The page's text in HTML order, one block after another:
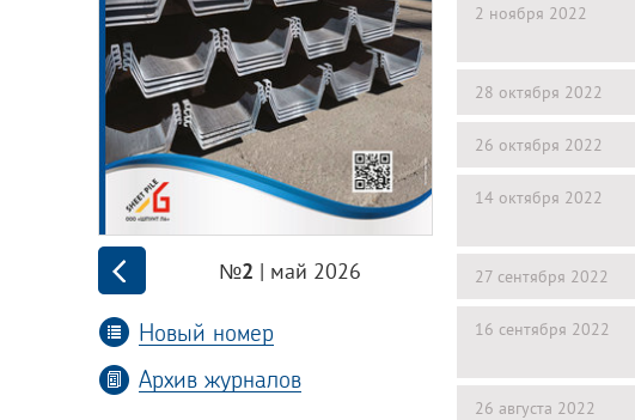
№2 | май 2026
Новый номер
Архив журналов
2 ноября 2022
28 октября 2022
26 октября 2022
14 октября 2022
27 сентября 2022
16 сентября 2022
26 августа 2022